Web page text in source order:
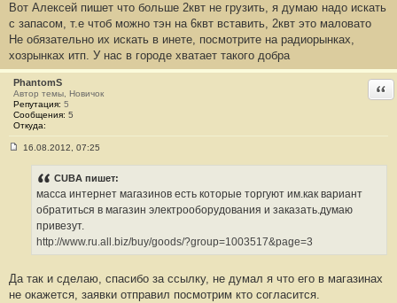
н
и
#
5
Вот Алексей пишет что больше 2квт не грузить, я думаю надо искать
с запасом, т.е чтоб можно тэн на 6квт вставить, 2квт это маловато
Не обязательно их искать в инете, посмотрите на радиорынках,
хозрынках итп. У нас в городе хватает такого добра
PhantomS
Автор темы, Новичок
Репутация: 5
Сообщения: 5
Откуда:
16.08.2012, 07:25
CUBA пишет:
масса интернет магазинов есть которые торгуют им.как вариант
обратиться в магазин электрооборудования и заказать.думаю
привезут.
http://www.ru.all.biz/buy/goods/?group=1003517&page=3
Да так и сделаю, спасибо за ссылку, не думал я что его в магазинах
не окажется, заявки отправил посмотрим кто согласится.